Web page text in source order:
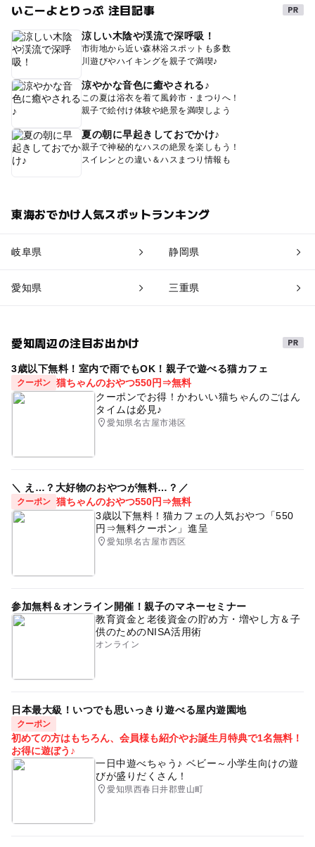
いこーよとりっぷ 注目記事
涼しい木陰や渓流で深呼吸！
市街地から近い森林浴スポットも多数
川遊びやハイキングを親子で満喫♪
涼やかな音色に癒やされる♪
この夏は浴衣を着て風鈴市・まつりへ！
親子で絵付け体験や絶景を満喫しよう
夏の朝に早起きしておでかけ♪
親子で神秘的なハスの絶景を楽しもう！
スイレンとの違い＆ハスまつり情報も
東海おでかけ人気スポットランキング
岐阜県 静岡県
愛知県 三重県
愛知周辺の注目お出かけ
3歳以下無料！室内で雨でもOK！親子で遊べる猫カフェ
クーポン 猫ちゃんのおやつ550円⇒無料
クーポンでお得！かわいい猫ちゃんのごはん
タイムは必見♪
愛知県名古屋市港区
＼ え…？大好物のおやつが無料…？／
クーポン 猫ちゃんのおやつ550円⇒無料
3歳以下無料！猫カフェの人気おやつ「550
円⇒無料クーポン」進呈
愛知県名古屋市西区
参加無料＆オンライン開催！親子のマネーセミナー
教育資金と老後資金の貯め方・増やし方＆子
供のためのNISA活用術
オンライン
日本最大級！いつでも思いっきり遊べる屋内遊園地
クーポン
初めての方はもちろん、会員様も紹介やお誕生月特典で1名無料！
お得に遊ぼう♪
一日中遊べちゃう♪ ベビー～小学生向けの遊
びが盛りだくさん！
愛知県西春日井郡豊山町